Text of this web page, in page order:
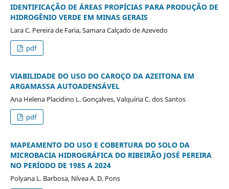
IDENTIFICAÇÃO DE ÁREAS PROPÍCIAS PARA PRODUÇÃO DE
HIDROGÊNIO VERDE EM MINAS GERAIS
Lara C. Pereira de Faria, Samara Calçado de Azevedo
pdf
VIABILIDADE DO USO DO CAROÇO DA AZEITONA EM
ARGAMASSA AUTOADENSÁVEL
Ana Helena Placidino L. Gonçalves, Valquíria C. dos Santos
pdf
MAPEAMENTO DO USO E COBERTURA DO SOLO DA
MICROBACIA HIDROGRÁFICA DO RIBEIRÃO JOSÉ PEREIRA
NO PERÍODO DE 1985 A 2024
Polyana L. Barbosa, Nívea A. D. Pons